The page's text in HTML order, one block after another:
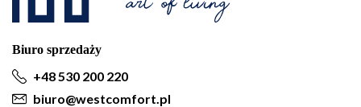
Biuro sprzedaży
+48 530 200 220
biuro@westcomfort.pl